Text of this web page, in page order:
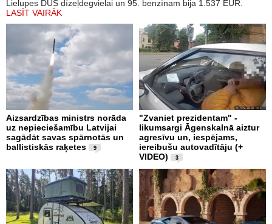
Lielupes DUS dīzeļdegvielai un 95. benzīnam bija 1.537 EUR.
LASĪT VAIRĀK
Aizsardzības ministrs norāda
uz nepieciešamību Latvijai
sagādāt savas spārnotās un
ballistiskās raķetes
9
"Zvaniet prezidentam" -
likumsargi Āgenskalnā aiztur
agresīvu un, iespējams,
iereibušu autovadītāju (+
VIDEO)
3